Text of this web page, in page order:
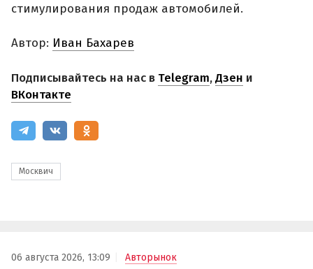
стимулирования продаж автомобилей.
Автор: Иван Бахарев
Подписывайтесь на нас в Telegram,Дзен и
ВКонтакте
Москвич
06 августа 2026, 13:09 Авторынок